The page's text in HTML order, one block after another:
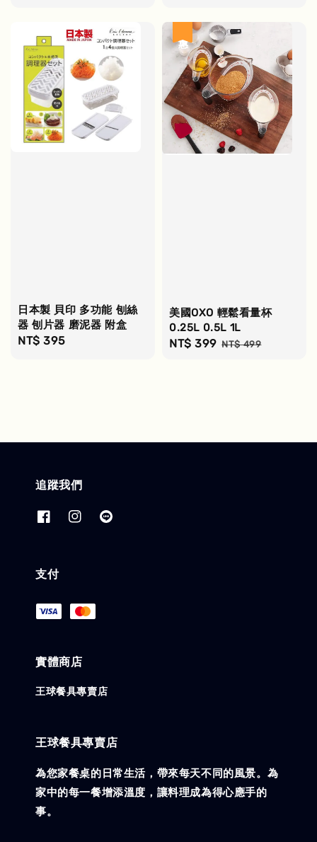
日本製 貝印 多功能 刨絲
器 刨片器 磨泥器 附盒
Regular
NT$ 395
美國OXO 輕鬆看量杯
0.25L 0.5L 1L
Sale
NT$ 399 Regular
NT$ 499
追蹤我們
支付
實體商店
王球餐具專賣店
王球餐具專賣店
為您家餐桌的日常生活，帶來每天不同的風景。為
家中的每一餐增添溫度，讓料理成為得心應手的
事。